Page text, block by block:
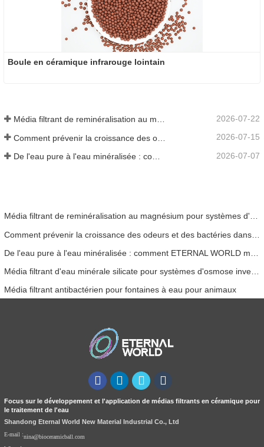
Boule en céramique infrarouge lointain
Média filtrant de reminéralisation au magnésium pour systèmes d'eau RO 2026-07-22
2026-07-15
2026-07-07
Média filtrant de reminéralisation au magnésium pour systèmes d'eau RO
Média filtrant antibactérien pour fontaines à eau pour animaux
Focus sur le développement et l'application de médias filtrants en céramique pour
le traitement de l'eau
Shandong Eternal World New Material Industrial Co., Ltd
E-mail :nina@bioceramicball.com